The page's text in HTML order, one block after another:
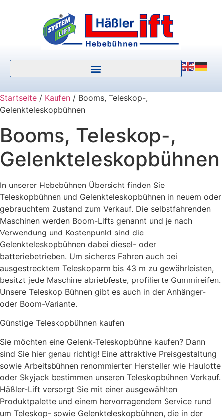
Startseite / Kaufen / Booms, Teleskop-,
Gelenkteleskopbühnen
Booms, Teleskop-,
Gelenkteleskopbühnen
In unserer Hebebühnen Übersicht finden Sie
Teleskopbühnen und Gelenkteleskopbühnen in neuem oder
gebrauchtem Zustand zum Verkauf. Die selbstfahrenden
Maschinen werden Boom-Lifts genannt und je nach
Verwendung und Kostenpunkt sind die
Gelenkteleskopbühnen dabei diesel- oder
batteriebetrieben. Um sicheres Fahren auch bei
ausgestrecktem Teleskoparm bis 43 m zu gewährleisten,
besitzt jede Maschine abriebfeste, profilierte Gummireifen.
Unsere Teleskop Bühnen gibt es auch in der Anhänger-
oder Boom-Variante.
Günstige Teleskopbühnen kaufen
Sie möchten eine Gelenk-Teleskopbühne kaufen? Dann
sind Sie hier genau richtig! Eine attraktive Preisgestaltung
sowie Arbeitsbühnen renommierter Hersteller wie Haulotte
oder Skyjack bestimmen unseren Teleskopbühnen Verkauf.
Häßler-Lift versorgt Sie mit einer ausgewählten
Produktpalette und einem hervorragendem Service rund
um Teleskop- sowie Gelenkteleskopbühnen, die in der